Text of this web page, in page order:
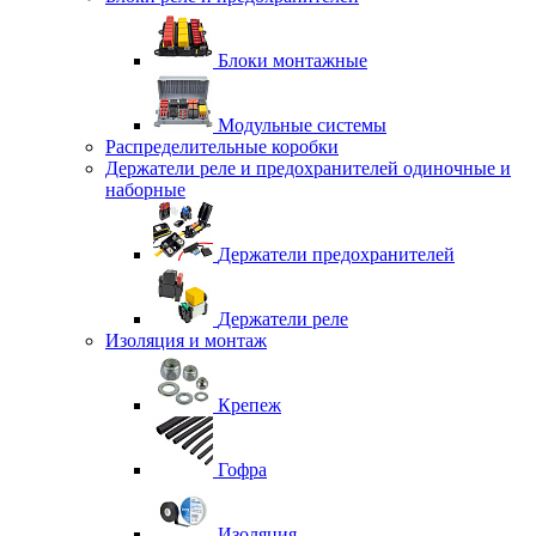
Блоки монтажные
Модульные системы
Распределительные коробки
Держатели реле и предохранителей одиночные и
наборные
Держатели предохранителей
Держатели реле
Изоляция и монтаж
Крепеж
Гофра